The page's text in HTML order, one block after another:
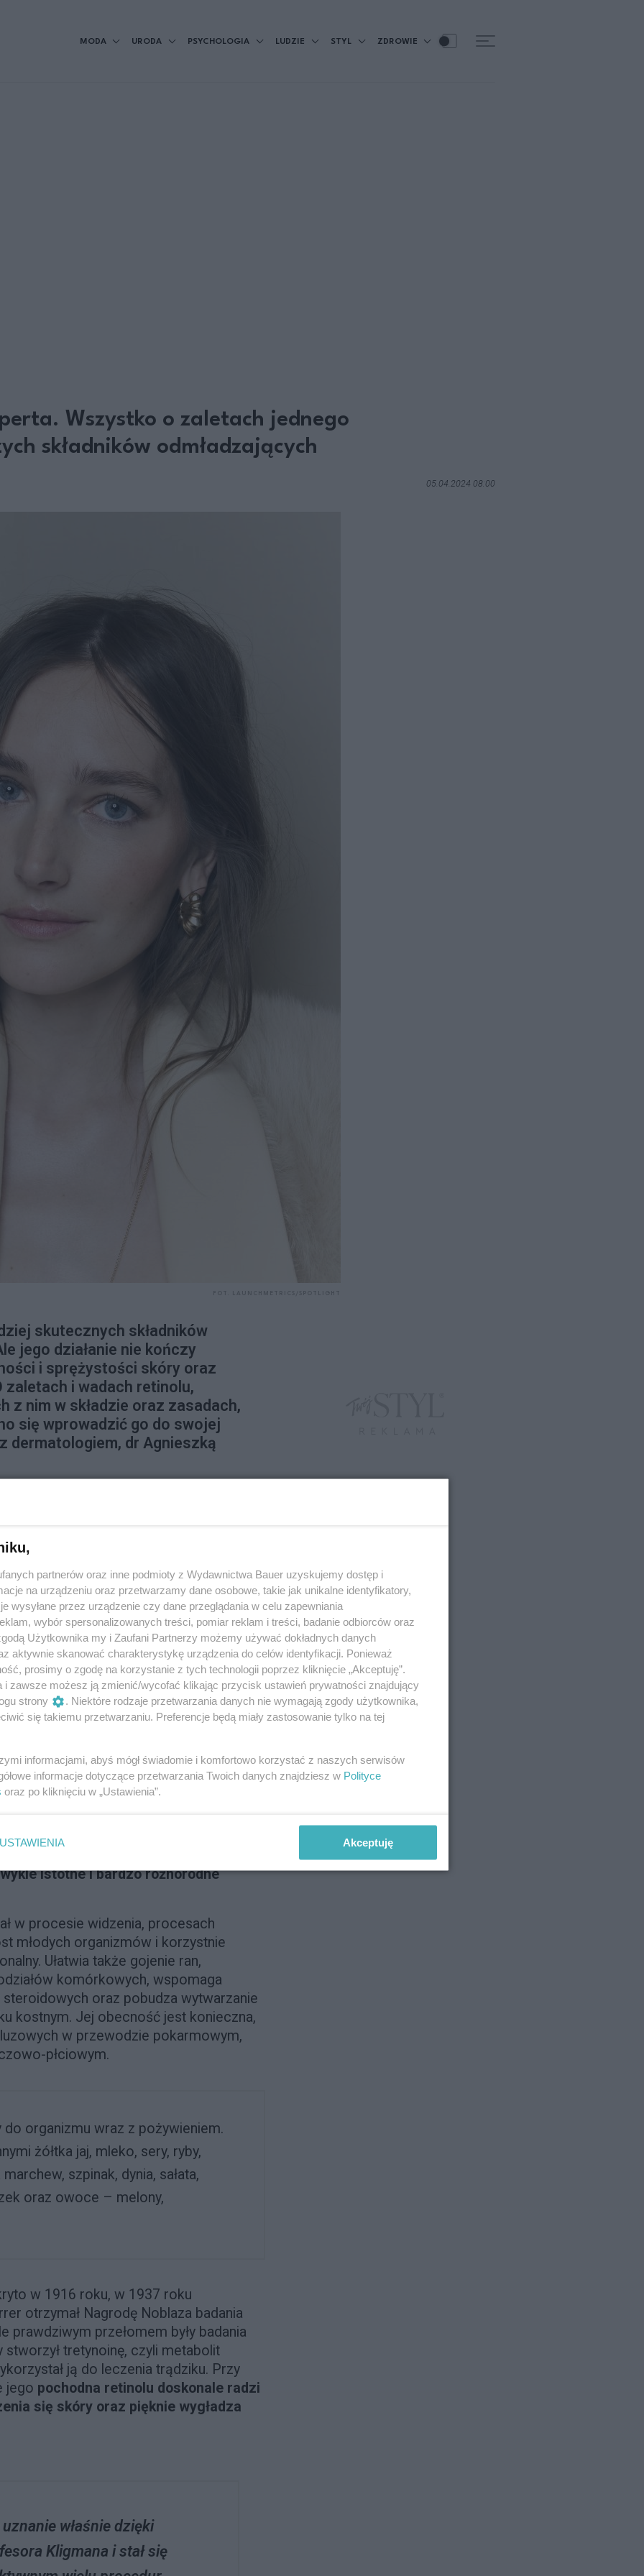
MODA URODA PSYCHOLOGIA LUDZIE STYL ZDROWIE
Wszystko o zaletach jednego
składników odmładzających
05.04.2024 08:00
skutecznych składników
jego działanie nie kończy
i sprężystości skóry oraz
zaletach i wadach retinolu,
z nim w składzie oraz zasadach,
się wprowadzić go do swojej
dermatologiem, dr Agnieszką
forma witaminy A. I choć kojarzymy tę
kosmetycznym, produktami
w drogeriach i perfumeriach oraz
w salonach kosmetycznych
estetycznej,
istotne i bardzo różnorodne
w procesie widzenia, procesach
młodych organizmów i korzystnie
Ułatwia także gojenie ran,
komórkowych, wspomaga
oraz pobudza wytwarzanie
kostnym. Jej obecność jest konieczna,
w przewodzie pokarmowym,
płciowym.
organizmu wraz z pożywieniem.
żółtka jaj, mleko, sery, ryby,
szpinak, dynia, sałata,
oraz owoce – melony,
w 1916 roku, w 1937 roku
otrzymał Nagrodę Noblaza badania
prawdziwym przełomem były badania
tretynoinę, czyli metabolit
ją do leczenia trądziku. Przy
jego pochodna retinolu doskonale radzi
się skóry oraz pięknie wygładza
właśnie dzięki
Kligmana i stał się
partnerów oraz inne podmioty z Wydawnictwa Bauer uzyskujemy dostęp i
na urządzeniu oraz przetwarzamy dane osobowe, takie jak unikalne identyfikatory,
wysyłane przez urządzenie czy dane przeglądania w celu zapewniania
wybór spersonalizowanych treści, pomiar reklam i treści, badanie odbiorców oraz
Użytkownika my i Zaufani Partnerzy możemy używać dokładnych danych
aktywnie skanować charakterystykę urządzenia do celów identyfikacji. Ponieważ
prosimy o zgodę na korzystanie z tych technologii poprzez kliknięcie „Akceptuję”.
i zawsze możesz ją zmienić/wycofać klikając przycisk ustawień prywatności znajdujący
strony
. Niektóre rodzaje przetwarzania danych nie wymagają zgody użytkownika,
się takiemu przetwarzaniu. Preferencje będą miały zastosowanie tylko na tej
informacjami, abyś mógł świadomie i komfortowo korzystać z naszych serwisów
informacje dotyczące przetwarzania Twoich danych znajdziesz w Polityce
oraz po kliknięciu w „Ustawienia”.
USTAWIENIA Akceptuję